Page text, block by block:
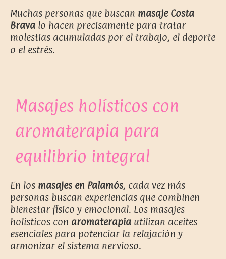
Muchas personas que buscan masaje Costa
Brava lo hacen precisamente para tratar
molestias acumuladas por el trabajo, el deporte
o el estrés.
Masajes holísticos con
aromaterapia para
equilibrio integral
En los masajes en Palamós, cada vez más
personas buscan experiencias que combinen
bienestar físico y emocional. Los masajes
holísticos con aromaterapia utilizan aceites
esenciales para potenciar la relajación y
armonizar el sistema nervioso.